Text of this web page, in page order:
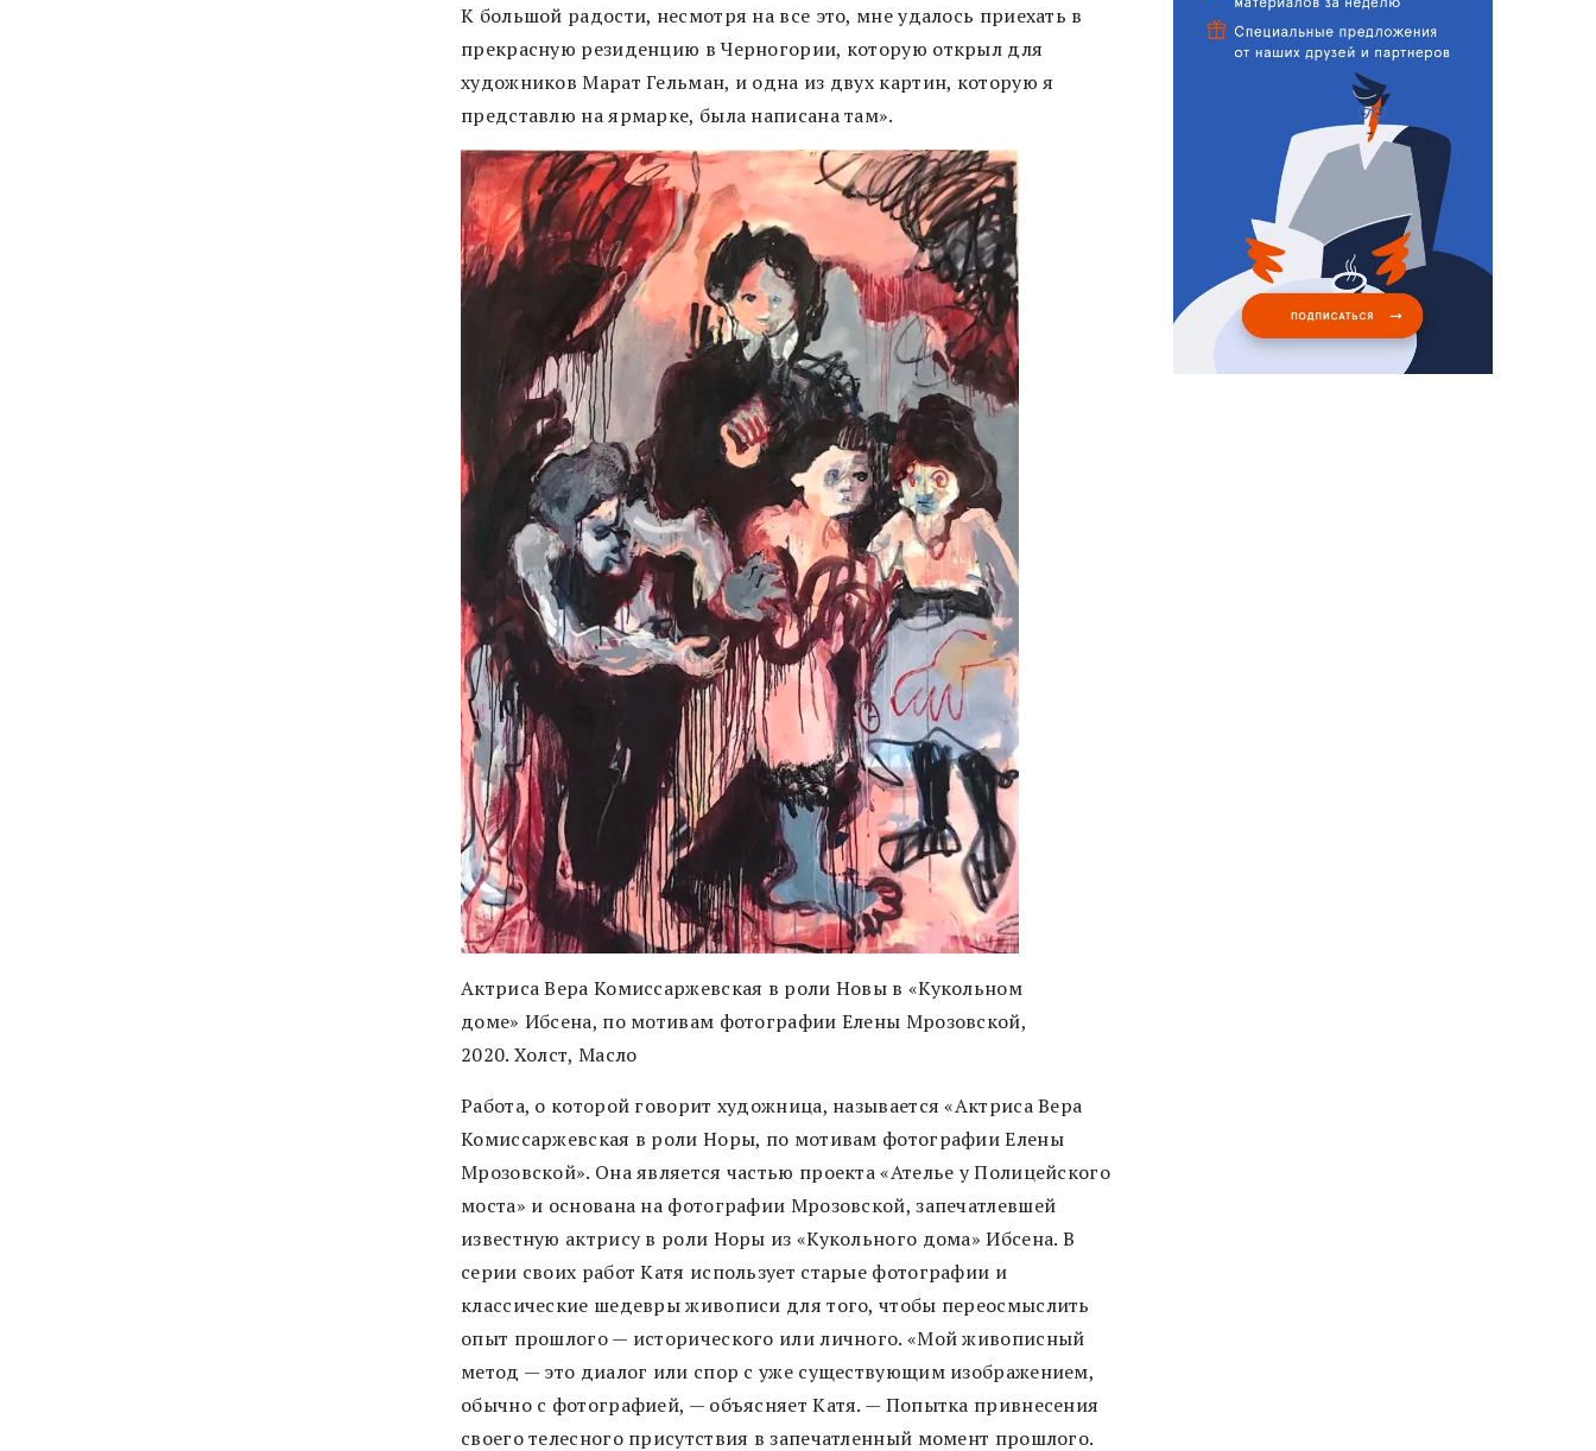
К большой радости, несмотря на все это, мне удалось приехать в
прекрасную резиденцию в Черногории, которую открыл для
художников Марат Гельман, и одна из двух картин, которую я
представлю на ярмарке, была написана там».
Актриса Вера Комиссаржевская в роли Новы в «Кукольном
доме» Ибсена, по мотивам фотографии Елены Мрозовской,
2020. Холст, Масло
Работа, о которой говорит художница, называется «Актриса Вера
Комиссаржевская в роли Норы, по мотивам фотографии Елены
Мрозовской». Она является частью проекта «Ателье у Полицейского
моста» и основана на фотографии Мрозовской, запечатлевшей
известную актрису в роли Норы из «Кукольного дома» Ибсена. В
серии своих работ Катя использует старые фотографии и
классические шедевры живописи для того, чтобы переосмыслить
опыт прошлого — исторического или личного. «Мой живописный
метод — это диалог или спор с уже существующим изображением,
обычно с фотографией, — объясняет Катя. — Попытка привнесения
своего телесного присутствия в запечатленный момент прошлого.